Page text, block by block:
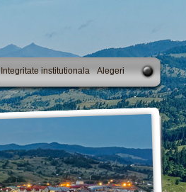
Integritate institutionala Alegeri